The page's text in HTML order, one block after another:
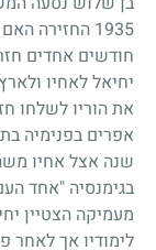
1935 החזירה האם
חודשים אחדים
יחיאל לאחיו
את הוריו לשלחו
אפרים בפנימיה
שנה אצל אחיו
בגימנסיה "אחד
מעמיקה הצטיין
לימודיו אך לאחר